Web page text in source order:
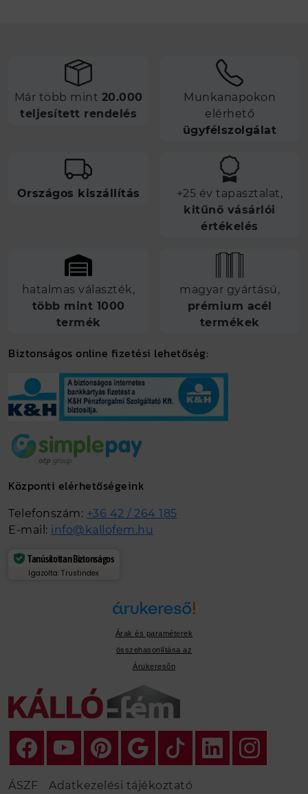
Már több mint 20.000
teljesített rendelés
Munkanapokon
elérhető
ügyfélszolgálat
Országos kiszállítás
+25 év tapasztalat,
kitűnő vásárlói
értékelés
hatalmas választék,
több mint 1000
termék
magyar gyártású,
prémium acél
termékek
Biztonságos online fizetési lehetőség:
Központi elérhetőségeink
Telefonszám: +36 42 / 264 185
E-mail: info@kallofem.hu
Tanúsítottan Biztonságos
Igazolta: Trustindex
Árak és paraméterek
összehasonlítása az
Árukeresőn
ÁSZF Adatkezelési tájékoztató